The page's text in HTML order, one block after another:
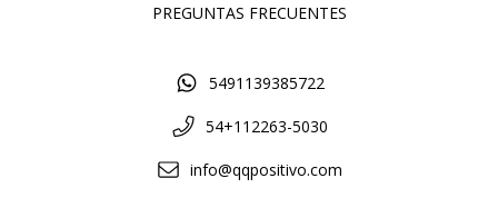
PREGUNTAS FRECUENTES
5491139385722
54+112263-5030
info@qqpositivo.com